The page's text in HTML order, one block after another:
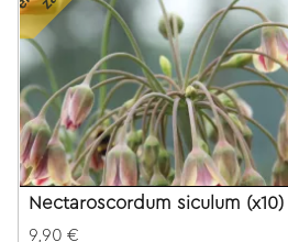
Nectaroscordum siculum (x10)
9,90 €